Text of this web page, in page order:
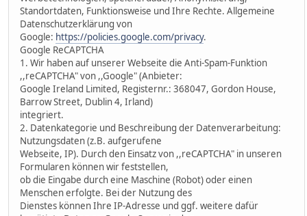
Standortdaten, Funktionsweise und Ihre Rechte. Allgemeine
Datenschutzerklärung von
Google: https://policies.google.com/privacy.
Google ReCAPTCHA
1. Wir haben auf unserer Webseite die Anti-Spam-Funktion
,,reCAPTCHA" von ,,Google" (Anbieter:
Google Ireland Limited, Registernr.: 368047, Gordon House,
Barrow Street, Dublin 4, Irland)
integriert.
2. Datenkategorie und Beschreibung der Datenverarbeitung:
Nutzungsdaten (z.B. aufgerufene
Webseite, IP). Durch den Einsatz von ,,reCAPTCHA" in unseren
Formularen können wir feststellen,
ob die Eingabe durch eine Maschine (Robot) oder einen
Menschen erfolgte. Bei der Nutzung des
Dienstes können Ihre IP-Adresse und ggf. weitere dafür